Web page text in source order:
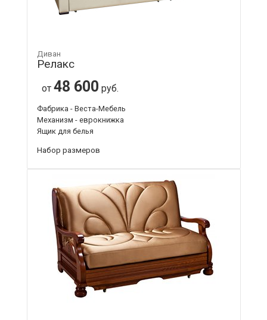
Диван
Релакс
от 48 600 руб.
Фабрика - Веста-Мебель
Механизм - еврокнижка
Ящик для белья
Набор размеров